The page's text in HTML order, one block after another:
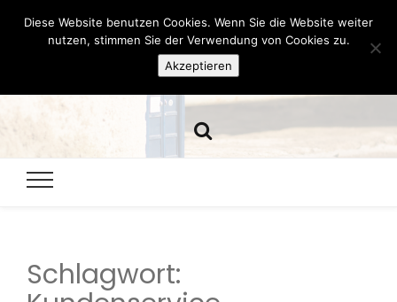
Hazamelistan
Schlagwort:
Diese Website benutzen Cookies. Wenn Sie die Website weiter
nutzen, stimmen Sie der Verwendung von Cookies zu.
Akzeptieren